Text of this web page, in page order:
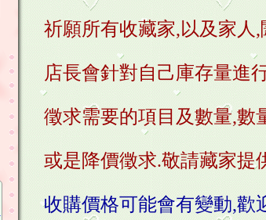
祈願所有收藏家,以及家人
店長會針對自己庫存量進
徵求需要的項目及數量,數
或是降價徵求.敬請藏家提
收購價格可能會有變動,歡